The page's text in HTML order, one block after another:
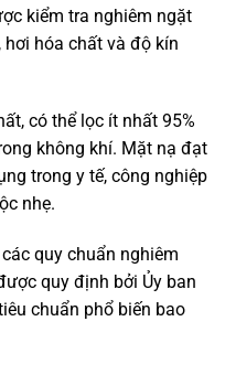
kiểm tra nghiêm ngặt
hóa chất và độ kín
có thể lọc ít nhất 95%
không khí. Mặt nạ đạt
trong y tế, công nghiệp
nhẹ.
quy chuẩn nghiêm
quy định bởi Ủy ban
chuẩn phổ biến bao